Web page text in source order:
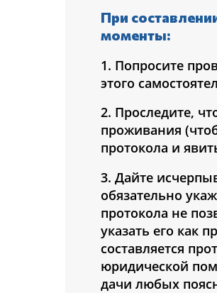
При
моменты:
1. Попросите
этого
2. Проследите,
проживания
протокола и
3. Дайте
обязательно
протокола не
указать его как
составляется
юридической
дачи любых